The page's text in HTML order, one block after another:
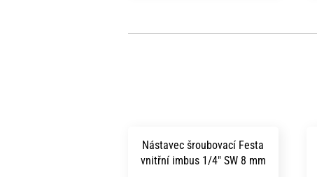
Nástavec šroubovací Festa
vnitřní imbus 1/4" SW 8 mm